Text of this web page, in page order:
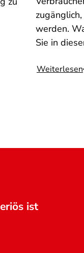
werden.
Sie in
Weiterlesen
ist